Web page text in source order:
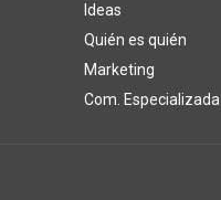
Ideas
Quién es quién
Marketing
Com. Especializada